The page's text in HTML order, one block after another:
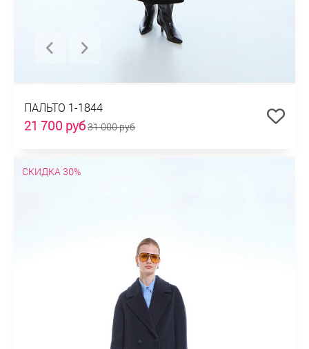
ПАЛЬТО 1-1844
21 700 руб31 000 руб
СКИДКА 30%